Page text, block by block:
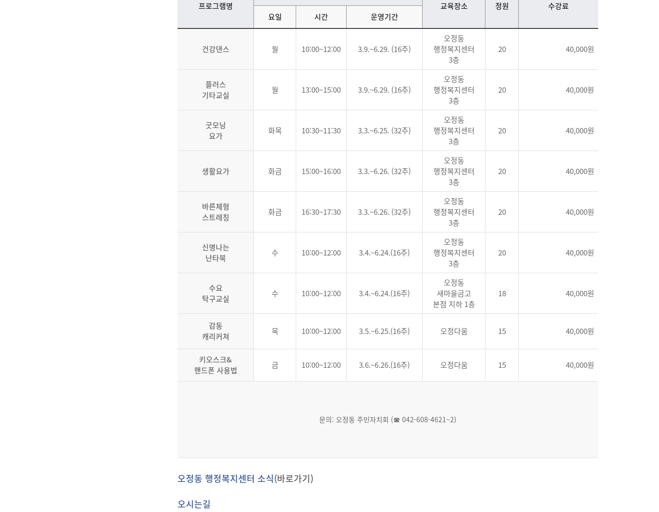
프로그램명
교육장소
정원
수강료
요일
시간 운영기간
건강댄스 월 10:00~12:00 3.9.~6.29. (16주)
오정동
행정복지센터
3층
20 40,000원
플러스
기타교실
월 13:00~15:00 3.9.~6.29. (16주)
오정동
행정복지센터
3층
20 40,000원
굿모닝
요가
화목 10:30~11:30 3.3.~6.25. (32주)
오정동
행정복지센터
3층
20 40,000원
생활요가 화금 15:00~16:00 3.3.~6.26. (32주)
오정동
행정복지센터
3층
20 40,000원
바른체형
스트레칭
화금 16:30~17:30 3.3.~6.26. (32주)
오정동
행정복지센터
3층
20 40,000원
신명나는
난타북
수 10:00~12:00 3.4.~6.24.(16주)
오정동
행정복지센터
3층
20 40,000원
수요
탁구교실
수 10:00~12:00 3.4.~6.24.(16주)
오정동
새마을금고
본점 지하 1층
18 40,000원
감동
캐리커쳐
목 10:00~12:00 3.5.~6.25.(16주) 오정다움 15 40,000원
키오스크&
핸드폰 사용법
금 10:00~12:00 3.6.~6.26.(16주) 오정다움 15 40,000원
문의: 오정동 주민자치회 (☎ 042-608-4621~2)
오정동 행정복지센터 소식(바로가기)
오시는길